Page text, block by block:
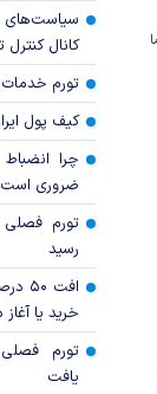
سیاست‌های
کانال کنترل
تورم خدمات در بهار
کیف پول
چرا
ضروری
رسید
خرید یا
تورم
یافت